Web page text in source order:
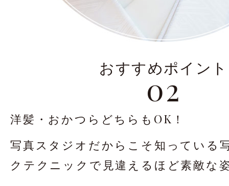
おすすめポイント
02
洋髪・おかつらどちらもOK！
写真スタジオだからこそ知っている
クテクニックで 見違えるほど素敵な